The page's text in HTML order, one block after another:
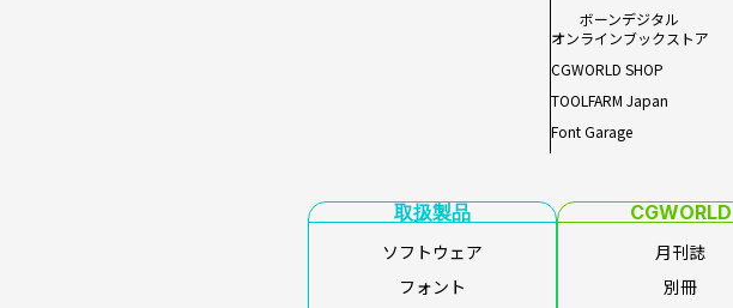
ボーンデジタル
オンラインブックストア
CGWORLD SHOP
TOOLFARM Japan
Font Garage
取扱製品
ソフトウェア
フォント
CGWORLD
月刊誌
別冊